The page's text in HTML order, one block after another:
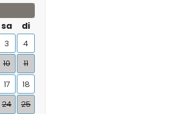
sa di
3
4
10 11
17
18
24 25